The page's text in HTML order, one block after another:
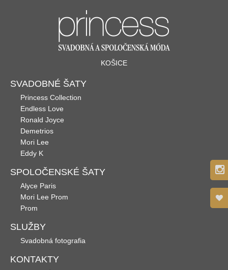
KOŠICE
SVADOBNÉ ŠATY
Princess Collection
Endless Love
Ronald Joyce
Demetrios
Mori Lee
Eddy K
SPOLOČENSKÉ ŠATY
Alyce Paris
Mori Lee Prom
Prom
SLUŽBY
Svadobná fotografia
KONTAKTY